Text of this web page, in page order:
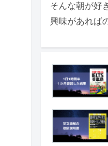
そんな朝が好
興味があれば